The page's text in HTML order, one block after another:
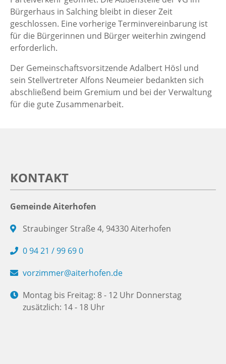
Bürgerhaus in Salching bleibt in dieser Zeit
geschlossen. Eine vorherige Terminvereinbarung ist
für die Bürgerinnen und Bürger weiterhin zwingend
erforderlich.
Der Gemeinschaftsvorsitzende Adalbert Hösl und
sein Stellvertreter Alfons Neumeier bedankten sich
abschließend beim Gremium und bei der Verwaltung
für die gute Zusammenarbeit.
KONTAKT
Gemeinde Aiterhofen
Straubinger Straße 4, 94330 Aiterhofen
0 94 21 / 99 69 0
vorzimmer@aiterhofen.de
Montag bis Freitag: 8 - 12 Uhr Donnerstag
zusätzlich: 14 - 18 Uhr